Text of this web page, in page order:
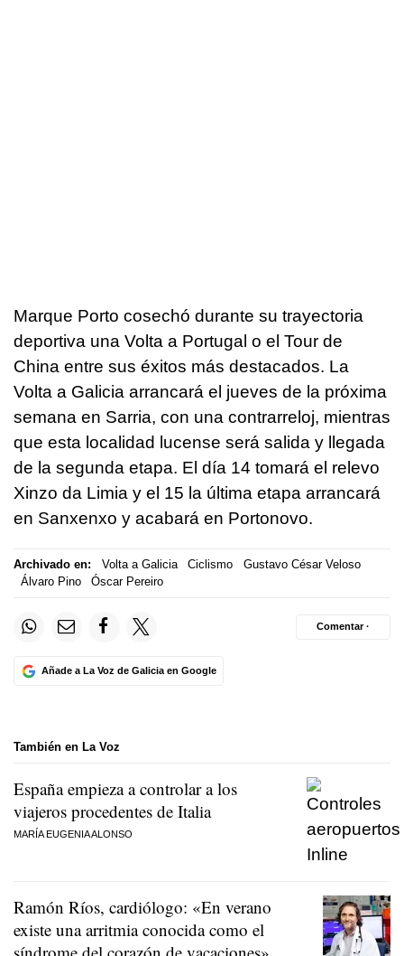
Marque Porto cosechó durante su trayectoria
deportiva una Volta a Portugal o el Tour de
China entre sus éxitos más destacados. La
Volta a Galicia arrancará el jueves de la próxima
semana en Sarria, con una contrarreloj, mientras
que esta localidad lucense será salida y llegada
de la segunda etapa. El día 14 tomará el relevo
Xinzo da Limia y el 15 la última etapa arrancará
en Sanxenxo y acabará en Portonovo.
Archivado en: Volta a Galicia Ciclismo
Gustavo César Veloso
Álvaro Pino
Óscar Pereiro
Añade a La Voz de Galicia en Google
Comentar ·
También en La Voz
España empieza a controlar a los
viajeros procedentes de Italia
MARÍA EUGENIA ALONSO
Ramón Ríos, cardiólogo: «En verano
existe una arritmia conocida como el
síndrome del corazón de vacaciones»